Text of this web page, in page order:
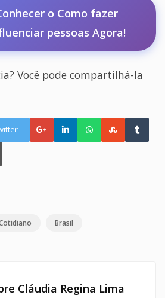
o Como fazer
pessoas Agora!
Você pode compartilhá-la
Brasil
Cláudia Regina Lima